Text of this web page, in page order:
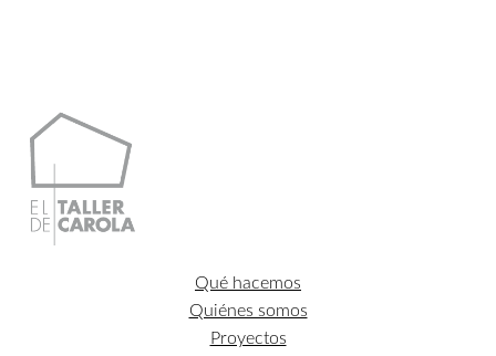
Qué hacemos
Quiénes somos
Proyectos